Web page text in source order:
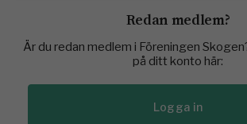
Redan medlem?
Är du redan medlem i Föreningen
på ditt konto här:
Logga in